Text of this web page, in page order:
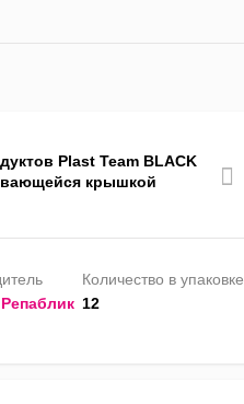
Plast Team BLACK
крышкой
Количество в упаковке
12